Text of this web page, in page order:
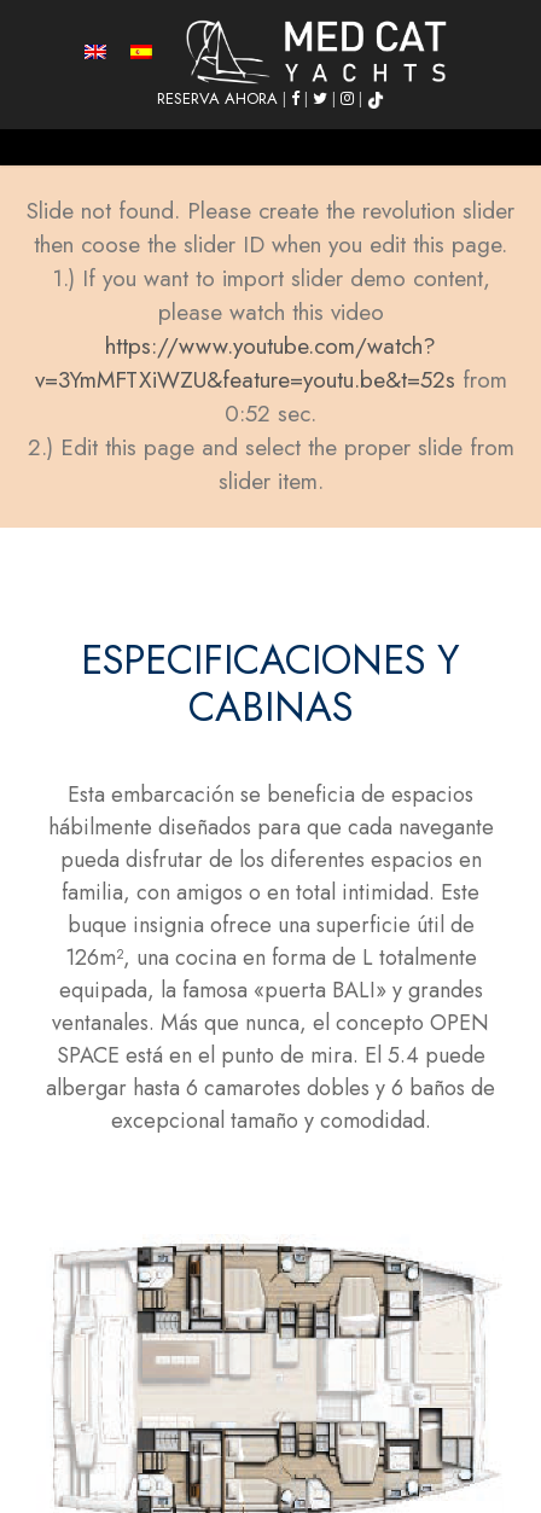
RESERVA AHORA | | | |
Slide not found. Please create the revolution slider
then coose the slider ID when you edit this page.
1.) If you want to import slider demo content,
please watch this video
https://www.youtube.com/watch?
v=3YmMFTXiWZU&feature=youtu.be&t=52s from
0:52 sec.
2.) Edit this page and select the proper slide from
slider item.
ESPECIFICACIONES Y
CABINAS
Esta embarcación se beneficia de espacios
hábilmente diseñados para que cada navegante
pueda disfrutar de los diferentes espacios en
familia, con amigos o en total intimidad. Este
buque insignia ofrece una superficie útil de
126m², una cocina en forma de L totalmente
equipada, la famosa «puerta BALI» y grandes
ventanales. Más que nunca, el concepto OPEN
SPACE está en el punto de mira. El 5.4 puede
albergar hasta 6 camarotes dobles y 6 baños de
excepcional tamaño y comodidad.